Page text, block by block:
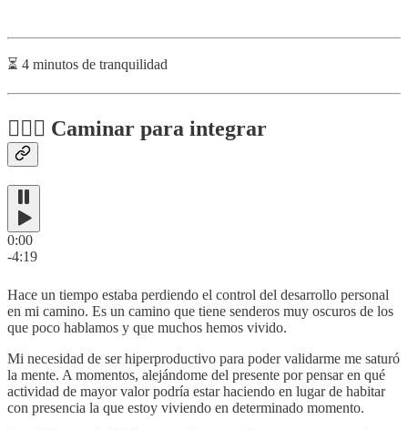
⏳ 4 minutos de tranquilidad
🚶🏻‍♂️ Caminar para integrar
0:00
-4:19
Hace un tiempo estaba perdiendo el control del desarrollo personal
en mi camino. Es un camino que tiene senderos muy oscuros de los
que poco hablamos y que muchos hemos vivido.
Mi necesidad de ser hiperproductivo para poder validarme me saturó
la mente. A momentos, alejándome del presente por pensar en qué
actividad de mayor valor podría estar haciendo en lugar de habitar
con presencia la que estoy viviendo en determinado momento.